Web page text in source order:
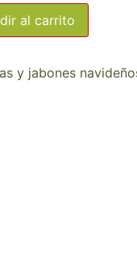
al carrito
y jabones